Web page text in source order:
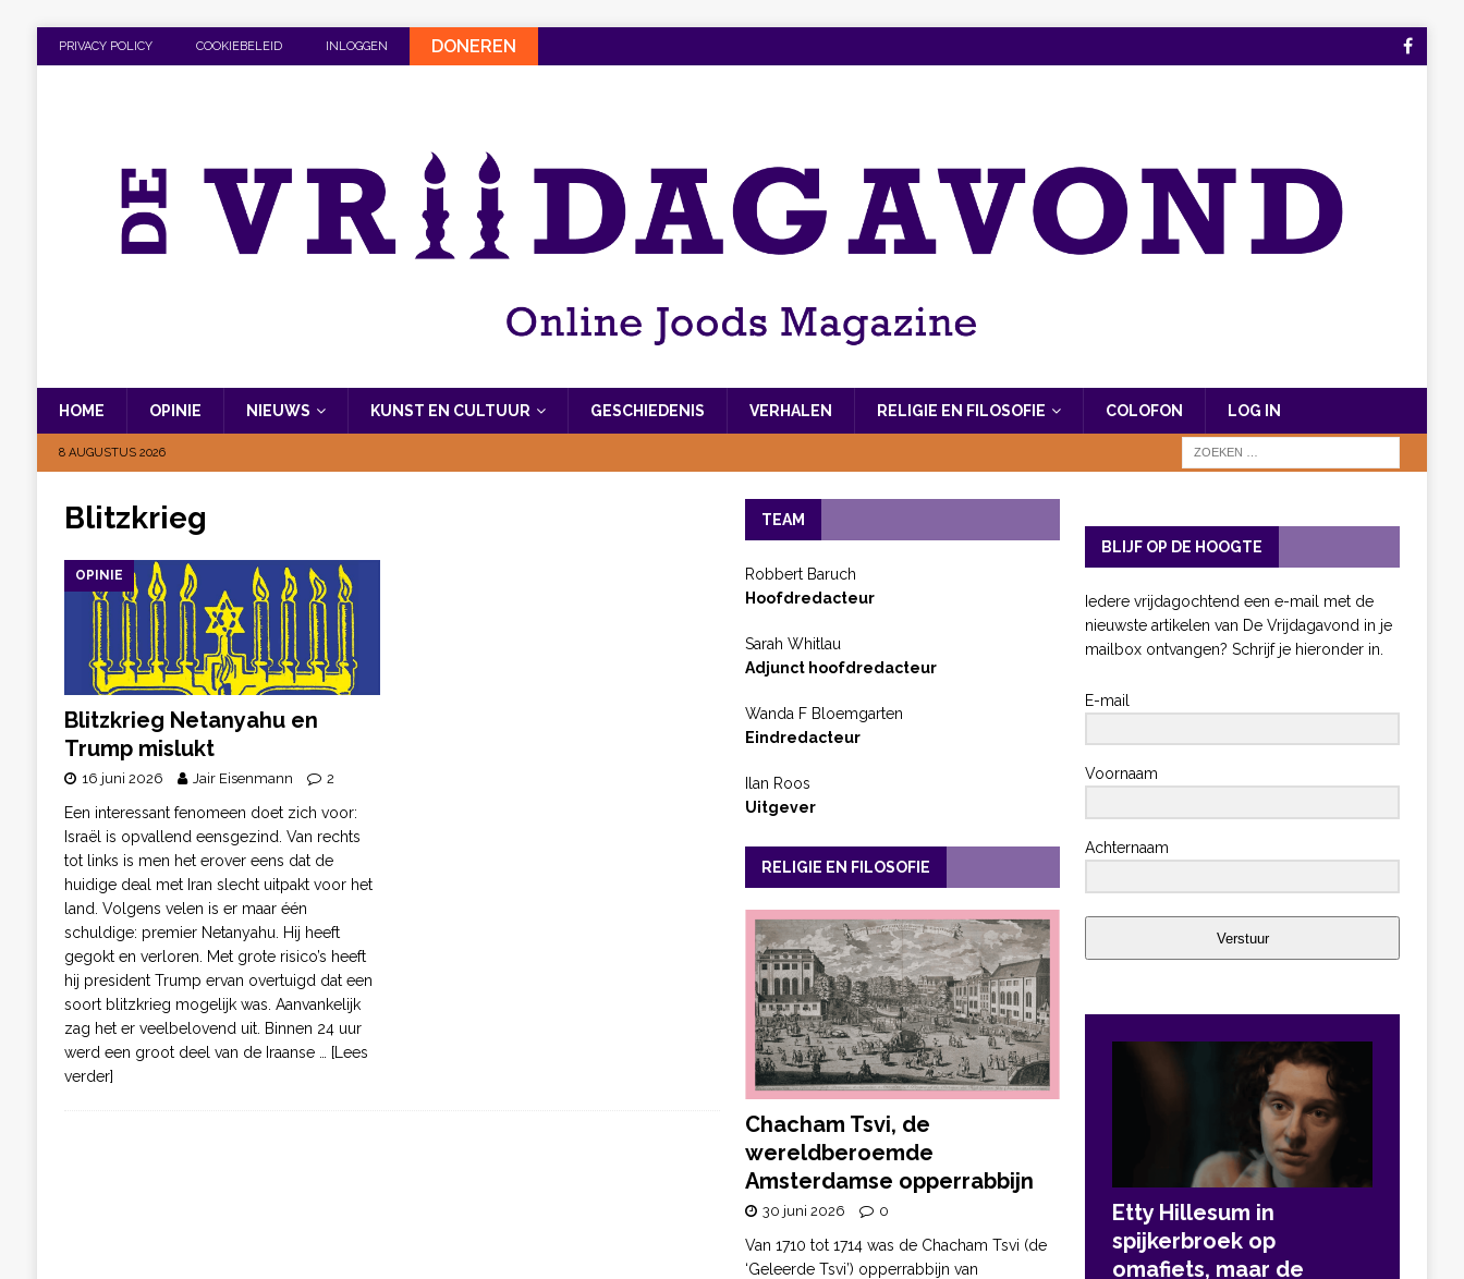
PRIVACY POLICY COOKIEBELEID INLOGGEN DONEREN
HOME OPINIE NIEUWS KUNST EN CULTUUR GESCHIEDENIS VERHALEN RELIGIE EN FILOSOFIE COLOFON LOG IN
8 AUGUSTUS 2026
Blitzkrieg
OPINIE
Blitzkrieg Netanyahu en
Trump mislukt
16 juni 2026 Jair Eisenmann 2
Een interessant fenomeen doet zich voor:
Israël is opvallend eensgezind. Van rechts
tot links is men het erover eens dat de
huidige deal met Iran slecht uitpakt voor het
land. Volgens velen is er maar één
schuldige: premier Netanyahu. Hij heeft
gegokt en verloren. Met grote risico’s heeft
hij president Trump ervan overtuigd dat een
soort blitzkrieg mogelijk was. Aanvankelijk
zag het er veelbelovend uit. Binnen 24 uur
werd een groot deel van de Iraanse
… [Lees
verder]
TEAM
Robbert Baruch
Hoofdredacteur
Sarah Whitlau
Adjunct hoofdredacteur
Wanda F Bloemgarten
Eindredacteur
Ilan Roos
Uitgever
RELIGIE EN FILOSOFIE
Chacham Tsvi, de
wereldberoemde
Amsterdamse opperrabbijn
30 juni 2026 0
Van 1710 tot 1714 was de Chacham Tsvi (de
‘Geleerde Tsvi’) opperrabbijn van
BLIJF OP DE HOOGTE
Iedere vrijdagochtend een e-mail met de
nieuwste artikelen van De Vrijdagavond in je
mailbox ontvangen? Schrijf je hieronder in.
E-mail
Voornaam
Achternaam
Verstuur
Etty Hillesum in
spijkerbroek op
omafiets, maar de